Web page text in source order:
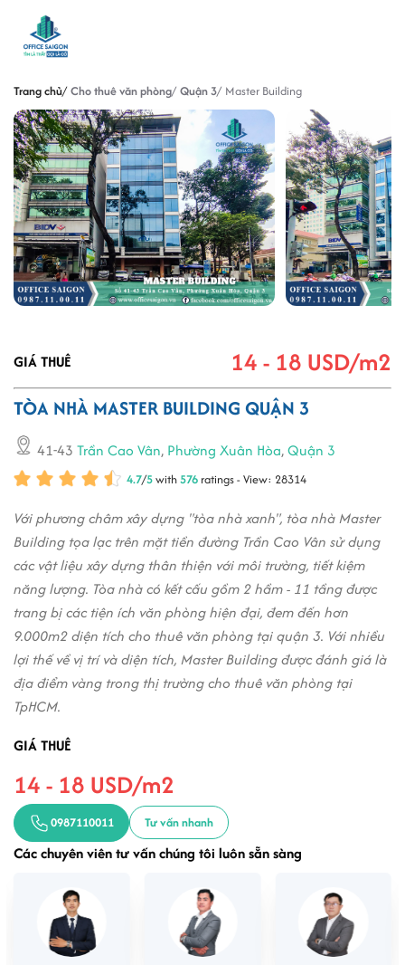
Trang chủ Cho thuê văn phòng Quận 3 Master Building
GIÁ THUÊ 14 - 18 USD/m2
TÒA NHÀ MASTER BUILDING QUẬN 3
41-43 Trần Cao Vân, Phường Xuân Hòa,Quận 3
4.7/5with576 ratings - View: 28314
Với phương châm xây dựng "tòa nhà xanh", tòa nhà Master
Building tọa lạc trên mặt tiền đường Trần Cao Vân sử dụng
các vật liệu xây dựng thân thiện với môi trường, tiết kiệm
năng lượng. Tòa nhà có kết cấu gồm 2 hầm - 11 tầng được
trang bị các tiện ích văn phòng hiện đại, đem đến hơn
9.000m2 diện tích cho thuê văn phòng tại quận 3. Với nhiều
lợi thế về vị trí và diện tích, Master Building được đánh giá là
địa điểm vàng trong thị trường cho thuê văn phòng tại
TpHCM.
GIÁ THUÊ
14 - 18 USD/m2
0987110011 Tư vấn nhanh
Các chuyên viên tư vấn chúng tôi luôn sẵn sàng